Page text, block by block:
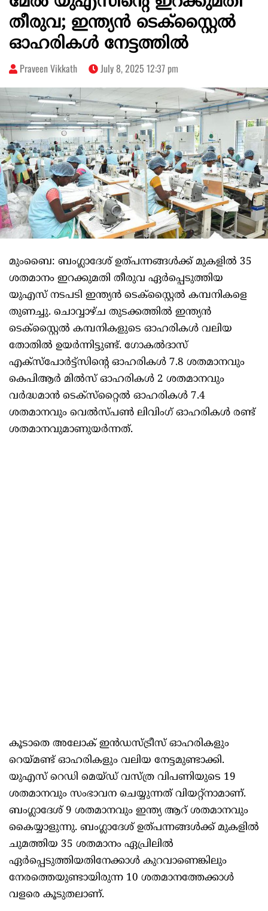
തീരുവ; ഇന്ത്യന്‍ ടെക്‌സ്റ്റൈല്‍
ഓഹരികള്‍ നേട്ടത്തില്‍
Praveen Vikkath July 8, 2025 12:37 pm
മുംബൈ: ബംഗ്ലാദേശ് ഉത്പന്നങ്ങള്‍ക്ക് മുകളില്‍ 35
ശതമാനം ഇറക്കുമതി തീരുവ ഏര്‍പ്പെടുത്തിയ
യുഎസ് നടപടി ഇന്ത്യന്‍ ടെക്‌സ്റ്റൈല്‍ കമ്പനികളെ
തുണച്ചു. ചൊവ്വാഴ്ച തുടക്കത്തില്‍ ഇന്ത്യന്‍
ടെക്‌സ്റ്റൈല്‍ കമ്പനികളുടെ ഓഹരികള്‍ വലിയ
തോതില്‍ ഉയര്‍ന്നിട്ടുണ്ട്. ഗോകല്‍ദാസ്
എക്‌സ്‌പോര്‍ട്ട്‌സിന്റെ ഓഹരികള്‍ 7.8 ശതമാനവും
കെപിആര്‍ മില്‍സ് ഓഹരികള്‍ 2 ശതമാനവും
വര്‍ദ്ധമാന്‍ ടെക്‌സ്‌റ്റൈല്‍ ഓഹരികള്‍ 7.4
ശതമാനവും വെല്‍സ്പണ്‍ ലിവിംഗ് ഓഹരികള്‍ രണ്ട്
ശതമാനവുമാണുയര്‍ന്നത്.
കൂടാതെ അലോക് ഇന്‍ഡസ്ട്രീസ് ഓഹരികളും
റെയ്മണ്ട് ഓഹരികളും വലിയ നേട്ടമുണ്ടാക്കി.
യുഎസ് റെഡി മെയ്ഡ് വസ്ത്ര വിപണിയുടെ 19
ശതമാനവും സംഭാവന ചെയ്യുന്നത് വിയറ്റ്‌നാമാണ്.
ബംഗ്ലാദേശ് 9 ശതമാനവും ഇന്ത്യ ആറ് ശതമാനവും
കൈയ്യാളുന്നു. ബംഗ്ലാദേശ് ഉത്പന്നങ്ങള്‍ക്ക് മുകളില്‍
ചുമത്തിയ 35 ശതമാനം ഏപ്രിലില്‍
ഏര്‍പ്പെടുത്തിയതിനേക്കാള്‍ കുറവാണെങ്കിലും
നേരത്തെയുണ്ടായിരുന്ന 10 ശതമാനത്തേക്കാള്‍
വളരെ കൂടുതലാണ്.